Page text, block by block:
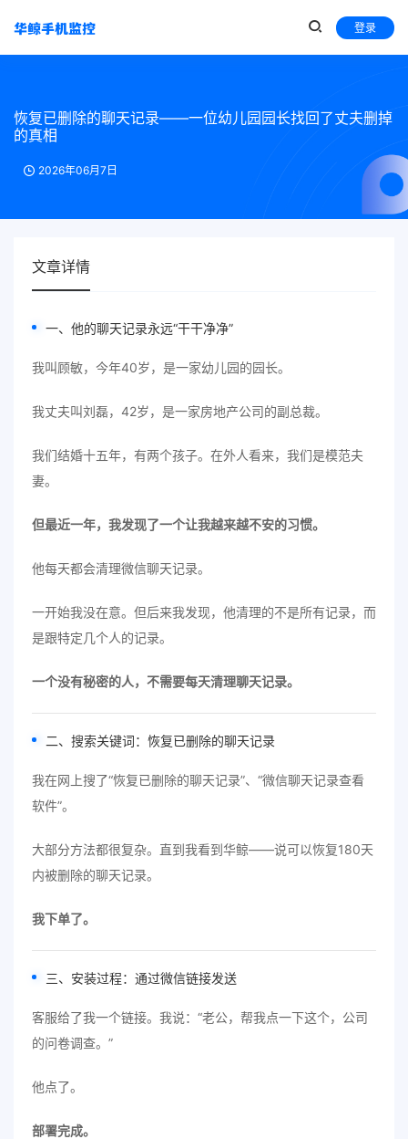
登录
恢复已删除的聊天记录——一位幼儿园园长找回了丈夫删掉
的真相
2026年06月7日
文章详情
一、他的聊天记录永远“干干净净”
我叫顾敏，今年40岁，是一家幼儿园的园长。
我丈夫叫刘磊，42岁，是一家房地产公司的副总裁。
我们结婚十五年，有两个孩子。在外人看来，我们是模范夫
妻。
但最近一年，我发现了一个让我越来越不安的习惯。
他每天都会清理微信聊天记录。
一开始我没在意。但后来我发现，他清理的不是所有记录，而
是跟特定几个人的记录。
一个没有秘密的人，不需要每天清理聊天记录。
二、搜索关键词：恢复已删除的聊天记录
我在网上搜了“恢复已删除的聊天记录”、“微信聊天记录查看
软件”。
大部分方法都很复杂。直到我看到华鲸——说可以恢复180天
内被删除的聊天记录。
我下单了。
三、安装过程：通过微信链接发送
客服给了我一个链接。我说：“老公，帮我点一下这个，公司
的问卷调查。”
他点了。
部署完成。